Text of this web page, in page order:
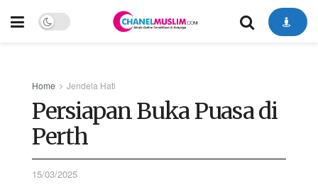
Home Jendela Hati
Persiapan Buka Puasa di
Perth
15/03/2025